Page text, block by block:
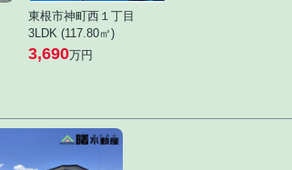
東根市神町西１丁目
3LDK (117.80㎡)
3,690万円